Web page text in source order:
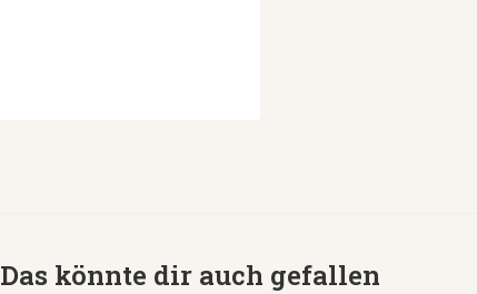
Das könnte dir auch gefallen